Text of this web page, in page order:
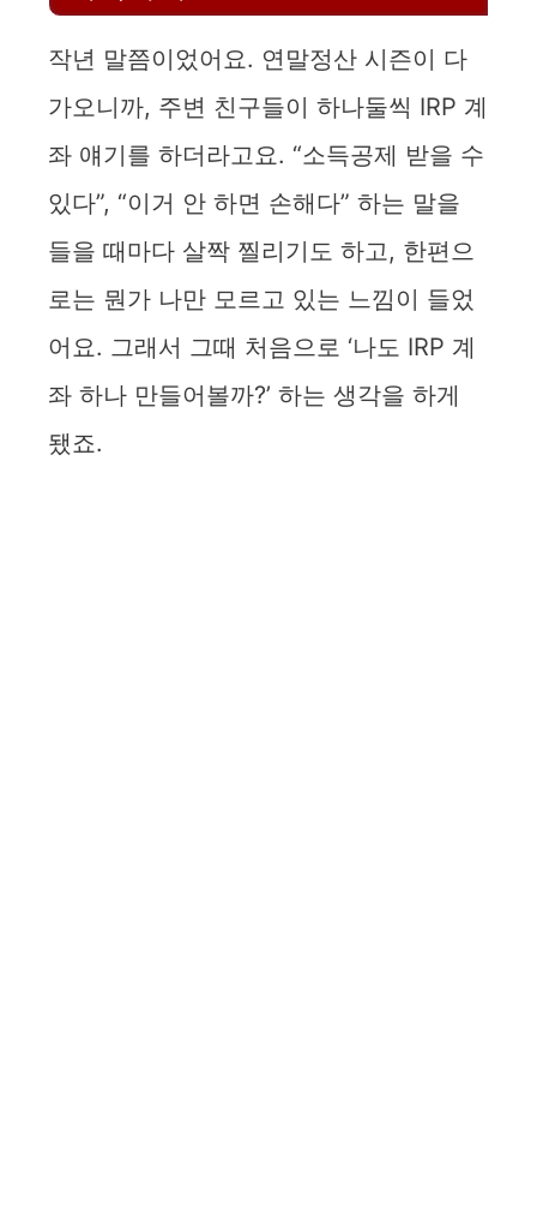
작년 말쯤이었어요. 연말정산 시즌이 다
가오니까, 주변 친구들이 하나둘씩 IRP 계
좌 얘기를 하더라고요. “소득공제 받을 수
있다”, “이거 안 하면 손해다” 하는 말을
들을 때마다 살짝 찔리기도 하고, 한편으
로는 뭔가 나만 모르고 있는 느낌이 들었
어요. 그래서 그때 처음으로 ‘나도 IRP 계
좌 하나 만들어볼까?’ 하는 생각을 하게
됐죠.